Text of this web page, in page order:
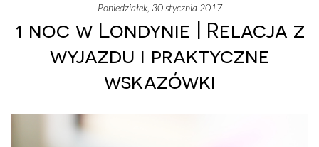
poniedziałek, 30 stycznia 2017
1 noc w Londynie | Relacja z
wyjazdu i praktyczne
wskazówki